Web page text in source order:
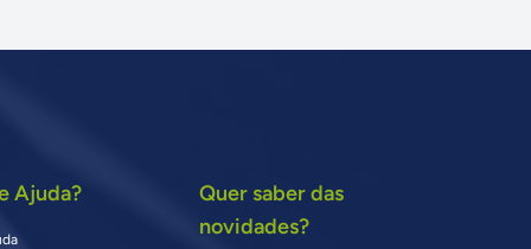
Ajuda?
Quer saber das
novidades?